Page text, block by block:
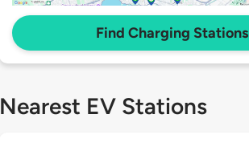
Find Charging Stations
Nearest EV Stations